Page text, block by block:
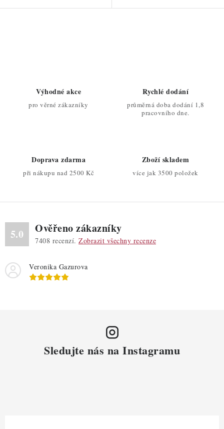
v
ý
i
s
u
Výhodné akce
pro věrné zákazníky
Rychlé dodání
průměrná doba dodání 1,8
pracovního dne.
Doprava zdarma
při nákupu nad 2500 Kč
Zboží skladem
více jak 3500 položek
5.0 Ověřeno zákazníky
7408 recenzí. Zobrazit všechny recenze
Veronika Gazurova
Sledujte nás na Instagramu